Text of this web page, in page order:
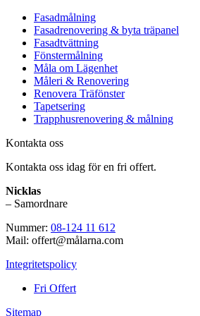
Fasadmålning
Fasadrenovering & byta träpanel
Fasadtvättning
Fönstermålning
Måla om Lägenhet
Måleri & Renovering
Renovera Träfönster
Tapetsering
Trapphusrenovering & målning
Kontakta oss
Kontakta oss idag för en fri offert.
Nicklas
– Samordnare
Nummer: 08-124 11 612
Mail: offert@målarna.com
Integritetspolicy
Fri Offert
Sitemap